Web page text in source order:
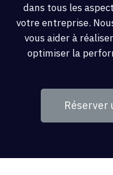
dans tous les
votre entreprise.
vous aider à
optimiser la
Réserver